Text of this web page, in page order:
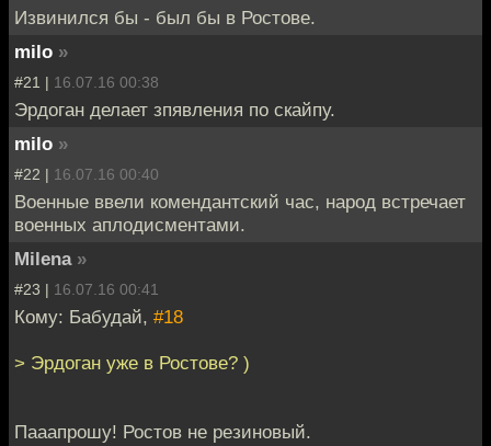
Извинился бы - был бы в Ростове.
milo »
#21 | 16.07.16 00:38
Эрдоган делает зпявления по скайпу.
milo »
#22 | 16.07.16 00:40
Военные ввели комендантский час, народ встречает
военных аплодисментами.
Milena »
#23 | 16.07.16 00:41
Кому: Бабудай, #18
> Эрдоган уже в Ростове? )
Пааапрошу! Ростов не резиновый.